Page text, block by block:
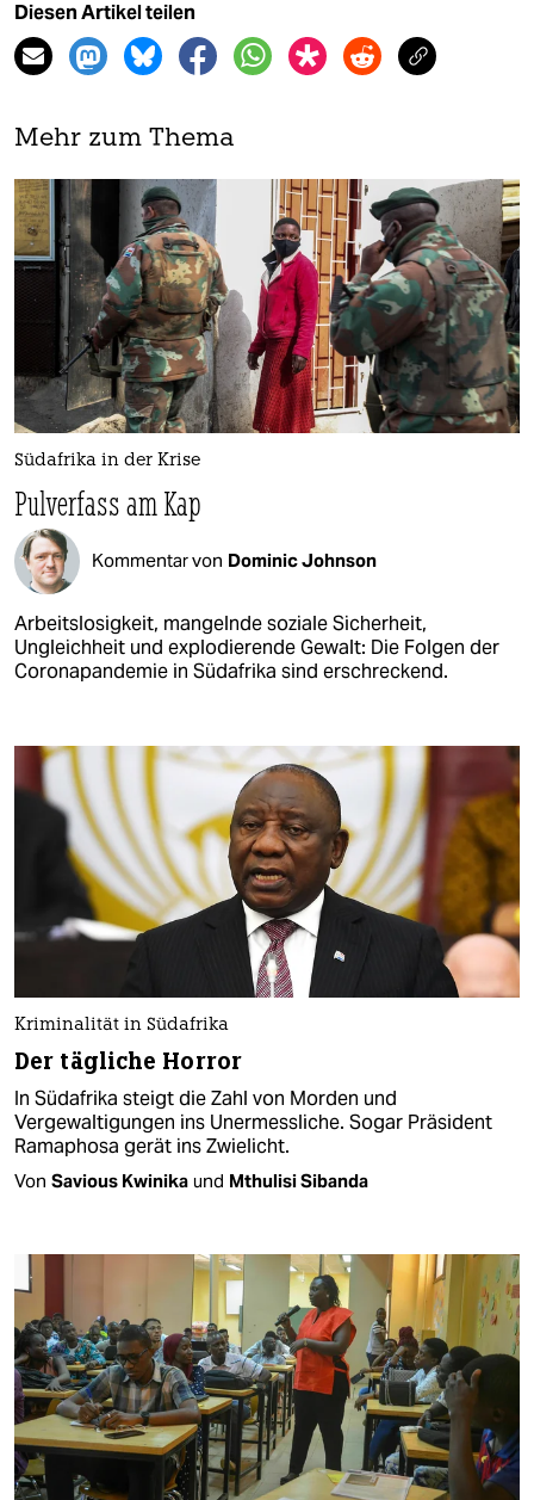
Diesen Artikel teilen
Mehr zum Thema
Südafrika in der Krise
Pulverfass am Kap
Kommentar von Dominic Johnson
Arbeitslosigkeit, mangelnde soziale Sicherheit,
Ungleichheit und explodierende Gewalt: Die Folgen der
Coronapandemie in Südafrika sind erschreckend.
Kriminalität in Südafrika
Der tägliche Horror
In Südafrika steigt die Zahl von Morden und
Vergewaltigungen ins Unermessliche. Sogar Präsident
Ramaphosa gerät ins Zwielicht.
Von Savious Kwinika und Mthulisi Sibanda